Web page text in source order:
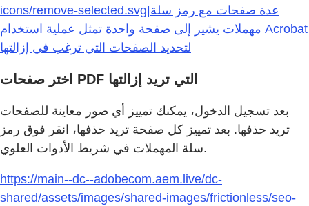
icons/remove-selected.svg|عدة صفحات مع رمز سلة
مهملات يشير إلى صفحة واحدة تمثل عملية استخدام Acrobat
لتحديد الصفحات التي ترغب في إزالتها
اختر صفحات PDF التي تريد إزالتها
بعد تسجيل الدخول، يمكنك تمييز أي صور معاينة للصفحات
تريد حذفها. بعد تمييز كل صفحة تريد حذفها، انقر فوق رمز
سلة المهملات في شريط الأدوات العلوي.
https://main--dc--adobecom.aem.live/dc-
shared/assets/images/shared-images/frictionless/seo-